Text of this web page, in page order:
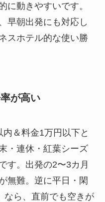
に動きやすいです。
早朝出発にも対応し
スホテル的な使い勝
が高い
＆料金1万円以下と
・連休・紅葉シーズ
す。出発の2〜3カ月
無難。逆に平日・閑
なら、直前でも空きが